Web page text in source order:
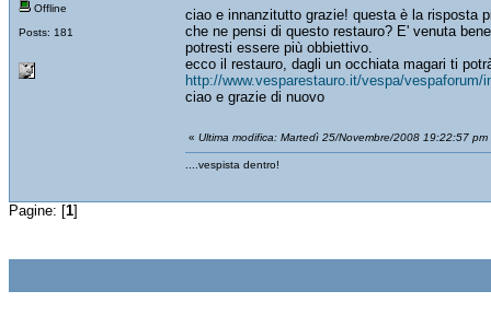
Offline
Posts: 181
ciao e innanzitutto grazie! questa è la risposta
che ne pensi di questo restauro? E' venuta
potresti essere più obbiettivo.
ecco il restauro, dagli un occhiata magari ti
http://www.vesparestauro.it/vespa/vespaforum/
ciao e grazie di nuovo
« Ultima modifica: Martedì 25/Novembre/2008 19:22:57 pm
....vespista dentro!
Pagine: [1]